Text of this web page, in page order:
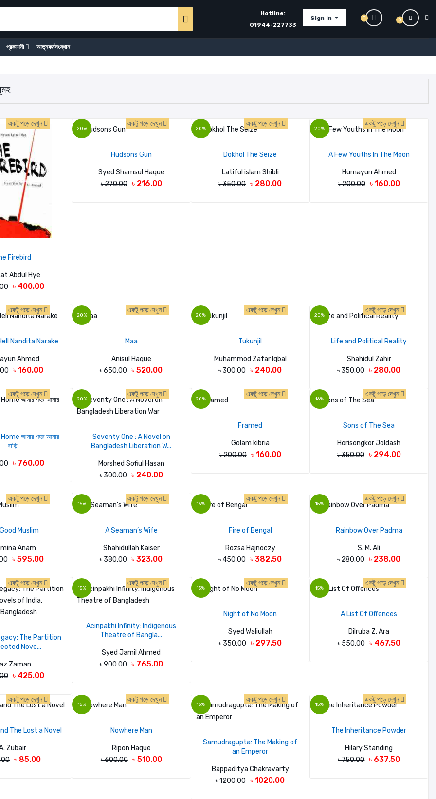
Hotline:
01944-227733
Sign In 0 0
প্রকাশনী আত্নকর্মসংস্থান
একটু পড়ে দেখুন
Firebird
Abdul Hye
৳ 400.00
20%
একটু পড়ে দেখুন
Hudsons Gun
Syed Shamsul Haque
৳ 270.00 ৳ 216.00
20%
একটু পড়ে দেখুন
Dokhol The Seize
Latiful islam Shibli
৳ 350.00 ৳ 280.00
20%
একটু পড়ে দেখুন
A Few Youths In The Moon
Humayun Ahmed
৳ 200.00 ৳ 160.00
একটু পড়ে দেখুন
Nandita Narake
Ahmed
৳ 160.00
20%
একটু পড়ে দেখুন
Maa
Anisul Haque
৳ 650.00 ৳ 520.00
20%
একটু পড়ে দেখুন
Tukunjil
Muhammod Zafar Iqbal
৳ 300.00 ৳ 240.00
20%
একটু পড়ে দেখুন
Life and Political Reality
Shahidul Zahir
৳ 350.00 ৳ 280.00
একটু পড়ে দেখুন
আমার শহর আমার
বাড়ি
৳ 760.00
20%
একটু পড়ে দেখুন
Seventy One : A Novel on
Bangladesh Liberation W...
Morshed Sofiul Hasan
৳ 300.00 ৳ 240.00
20%
একটু পড়ে দেখুন
Framed
Golam kibria
৳ 200.00 ৳ 160.00
16%
একটু পড়ে দেখুন
Sons of The Sea
Horisongkor Joldash
৳ 350.00 ৳ 294.00
একটু পড়ে দেখুন
Muslim
Anam
৳ 595.00
15%
একটু পড়ে দেখুন
A Seaman’s Wife
Shahidullah Kaiser
৳ 380.00 ৳ 323.00
15%
একটু পড়ে দেখুন
Fire of Bengal
Rozsa Hajnoczy
৳ 450.00 ৳ 382.50
15%
একটু পড়ে দেখুন
Rainbow Over Padma
S. M. Ali
৳ 280.00 ৳ 238.00
একটু পড়ে দেখুন
The Partition
Nove...
Zaman
৳ 425.00
15%
একটু পড়ে দেখুন
Acinpakhi Infinity: Indigenous
Theatre of Bangla...
Syed Jamil Ahmed
৳ 900.00 ৳ 765.00
15%
একটু পড়ে দেখুন
Night of No Moon
Syed Waliullah
৳ 350.00 ৳ 297.50
15%
একটু পড়ে দেখুন
A List Of Offences
Dilruba Z. Ara
৳ 550.00 ৳ 467.50
একটু পড়ে দেখুন
The Lost a Novel
Zubair
৳ 85.00
15%
একটু পড়ে দেখুন
Nowhere Man
Ripon Haque
৳ 600.00 ৳ 510.00
15%
একটু পড়ে দেখুন
Samudragupta: The Making of
an Emperor
Bappaditya Chakravarty
৳ 1200.00 ৳ 1020.00
15%
একটু পড়ে দেখুন
The Inheritance Powder
Hilary Standing
৳ 750.00 ৳ 637.50